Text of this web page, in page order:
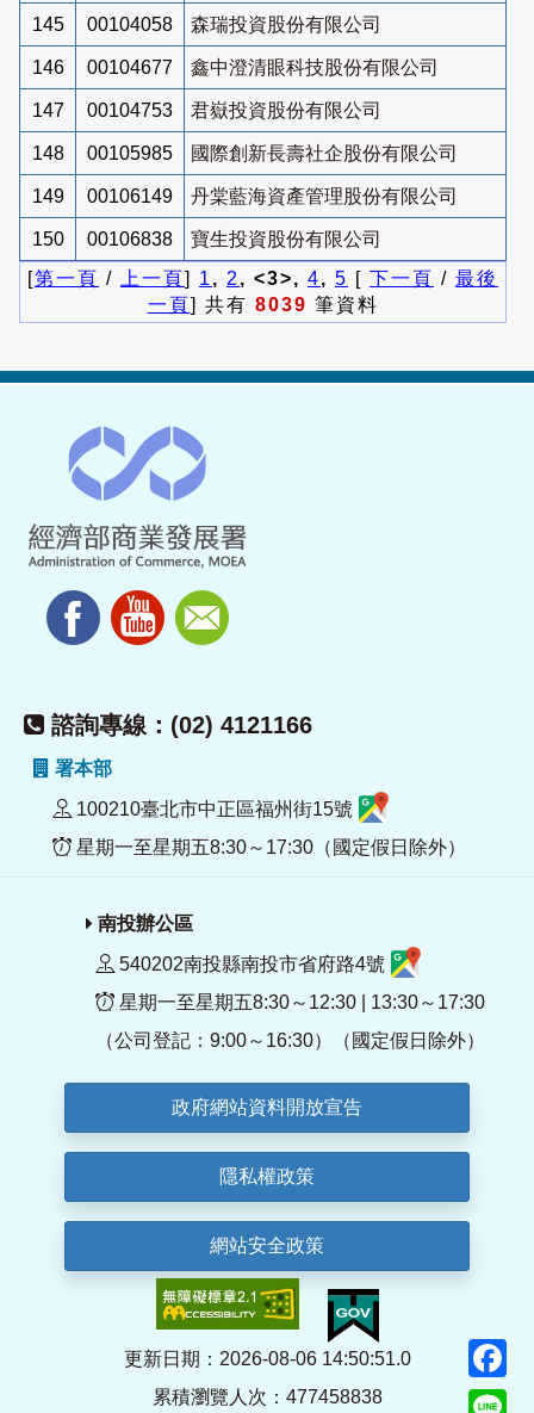
145 00104058 森瑞投資股份有限公司
146 00104677 鑫中澄清眼科技股份有限公司
147 00104753 君嶽投資股份有限公司
148 00105985 國際創新長壽社企股份有限公司
149 00106149 丹棠藍海資產管理股份有限公司
150 00106838
寶生投資股份有限公司
[第一頁 / 上一頁] 1 , 2 , <3>, 4, 5 [ 下一頁 / 最後
一頁] 共有 8039 筆資料
諮詢專線：(02) 4121166
署本部
100210臺北市中正區福州街15號
星期一至星期五8:30～17:30（國定假日除外）
南投辦公區
540202南投縣南投市省府路4號
星期一至星期五8:30～12:30 | 13:30～17:30
（公司登記：9:00～16:30）（國定假日除外）
政府網站資料開放宣告
隱私權政策
網站安全政策
更新日期：2026-08-06 14:50:51.0
累積瀏覽人次：477458838